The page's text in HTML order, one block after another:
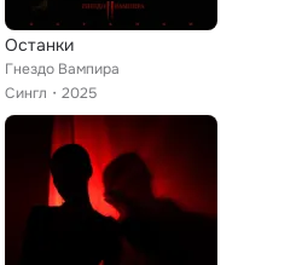
Останки
Гнездо Вампира
Сингл
2025